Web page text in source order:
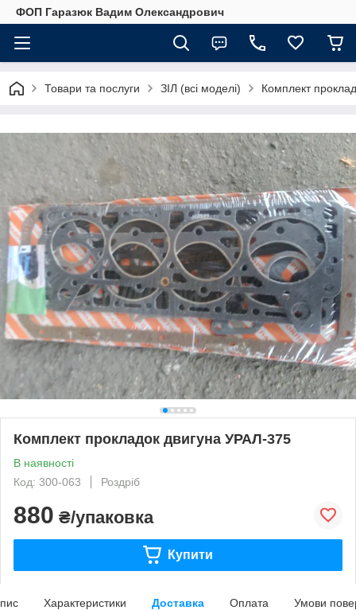
ФОП Гаразюк Вадим Олександрович
Товари та послуги ЗІЛ (всі моделі) Комплект
Комплект прокладок двигуна УРАЛ-375
В наявності
Код: 300-063
Роздріб
880 ₴/упаковка
Купити
Характеристики Доставка Оплата Умови